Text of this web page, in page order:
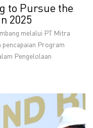
to Pursue the
2025
melalui PT Mitra
Program
Pengelolaan